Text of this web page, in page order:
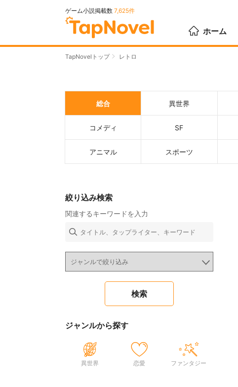
ゲーム小説掲載数 7,625件
ホーム
TapNovelトップ レトロ
総合 異世界
コメディ SF
アニマル スポーツ
絞り込み検索
関連するキーワードを入力
ジャンルから探す
異世界 恋愛 ファンタジー